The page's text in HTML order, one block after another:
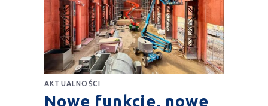
AKTUALNOŚCI
Nowe funkcje, nowe